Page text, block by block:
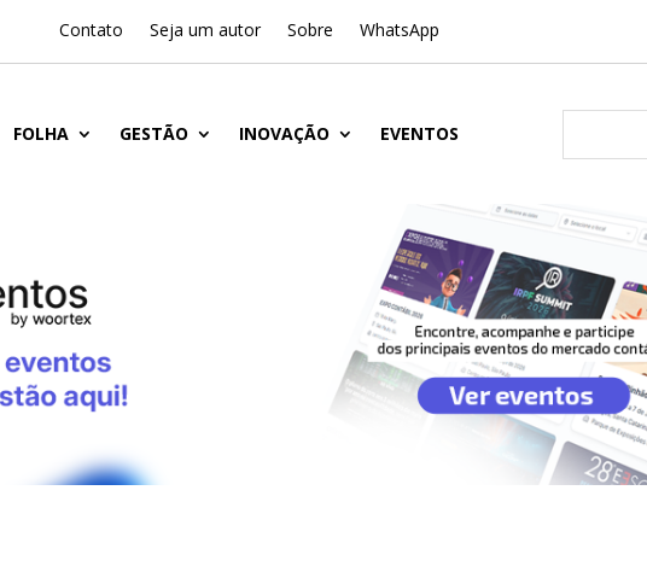
Contato Seja um autor Sobre WhatsApp
FOLHA GESTÃO INOVAÇÃO EVENTOS